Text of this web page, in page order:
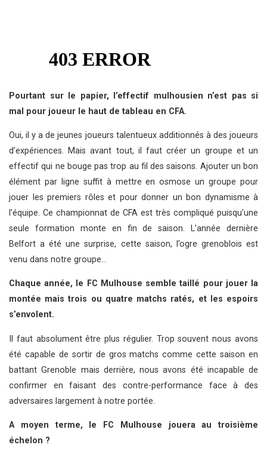
Pourtant sur le papier, l’effectif mulhousien n’est pas si
mal pour joueur le haut de tableau en CFA.
Oui, il y a de jeunes joueurs talentueux additionnés à des joueurs
d’expériences. Mais avant tout, il faut créer un groupe et un
effectif qui ne bouge pas trop au fil des saisons. Ajouter un bon
élément par ligne suffit à mettre en osmose un groupe pour
jouer les premiers rôles et pour donner un bon dynamisme à
l’équipe. Ce championnat de CFA est très compliqué puisqu’une
seule formation monte en fin de saison. L’année dernière
Belfort a été une surprise, cette saison, l’ogre grenoblois est
venu dans notre groupe…
Chaque année, le FC Mulhouse semble taillé pour jouer la
montée mais trois ou quatre matchs ratés, et les espoirs
s’envolent.
Il faut absolument être plus régulier. Trop souvent nous avons
été capable de sortir de gros matchs comme cette saison en
battant Grenoble mais derrière, nous avons été incapable de
confirmer en faisant des contre-performance face à des
adversaires largement à notre portée.
A moyen terme, le FC Mulhouse jouera au troisième
échelon ?